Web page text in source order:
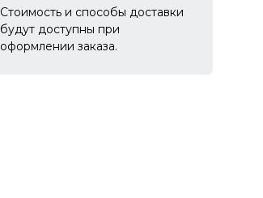
Стоимость и способы доставки
будут доступны при
оформлении заказа.